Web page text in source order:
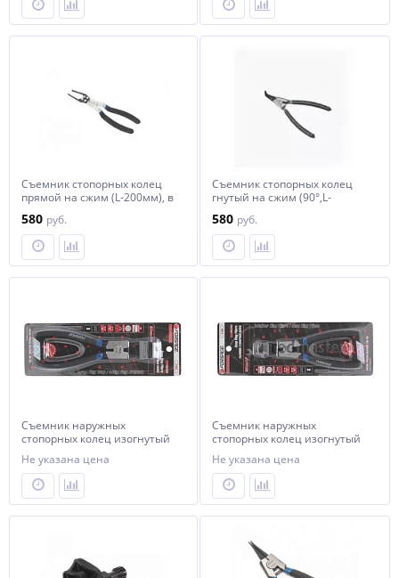
Съемник стопорных колец
прямой на сжим (L-200мм), в
580 руб.
Съемник стопорных колец
гнутый на сжим (90°,L-
609200HB
580 руб.
Съемник наружных
стопорных колец изогнутый
90° "Profi" 7"-180мм, в
блистере Forsage F-405
Не указана цена
Съемник наружных
стопорных колец изогнутый
90° "Profi" 6"-150мм, в
блистере Forsage F-304
Не указана цена